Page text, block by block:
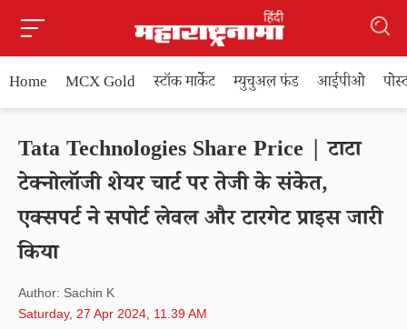
Home MCX Gold स्टॉक मार्केट म्युचुअल फंड आईपीओ
Tata Technologies Share Price | टाटा
टेक्नोलॉजी शेयर चार्ट पर तेजी के संकेत,
एक्सपर्ट ने सपोर्ट लेवल और टारगेट प्राइस जारी
किया
Author: Sachin K
Saturday, 27 Apr 2024, 11.39 AM